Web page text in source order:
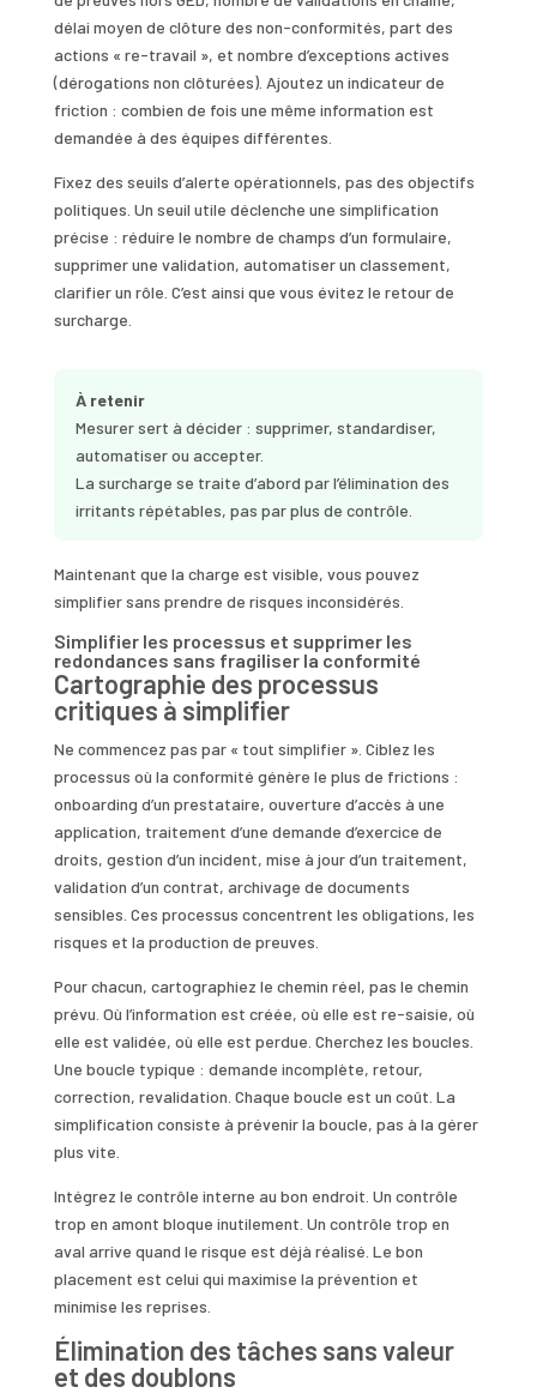
délai moyen de clôture des non-conformités, part des
actions « re-travail », et nombre d’exceptions actives
(dérogations non clôturées). Ajoutez un indicateur de
friction : combien de fois une même information est
demandée à des équipes différentes.
Fixez des seuils d’alerte opérationnels, pas des objectifs
politiques. Un seuil utile déclenche une simplification
précise : réduire le nombre de champs d’un formulaire,
supprimer une validation, automatiser un classement,
clarifier un rôle. C’est ainsi que vous évitez le retour de
surcharge.
À retenir
Mesurer sert à décider : supprimer, standardiser,
automatiser ou accepter.
La surcharge se traite d’abord par l’élimination des
irritants répétables, pas par plus de contrôle.
Maintenant que la charge est visible, vous pouvez
simplifier sans prendre de risques inconsidérés.
Simplifier les processus et supprimer les
redondances sans fragiliser la conformité
Cartographie des processus
critiques à simplifier
Ne commencez pas par « tout simplifier ». Ciblez les
processus où la conformité génère le plus de frictions :
onboarding d’un prestataire, ouverture d’accès à une
application, traitement d’une demande d’exercice de
droits, gestion d’un incident, mise à jour d’un traitement,
validation d’un contrat, archivage de documents
sensibles. Ces processus concentrent les obligations, les
risques et la production de preuves.
Pour chacun, cartographiez le chemin réel, pas le chemin
prévu. Où l’information est créée, où elle est re-saisie, où
elle est validée, où elle est perdue. Cherchez les boucles.
Une boucle typique : demande incomplète, retour,
correction, revalidation. Chaque boucle est un coût. La
simplification consiste à prévenir la boucle, pas à la gérer
plus vite.
Intégrez le contrôle interne au bon endroit. Un contrôle
trop en amont bloque inutilement. Un contrôle trop en
aval arrive quand le risque est déjà réalisé. Le bon
placement est celui qui maximise la prévention et
minimise les reprises.
Élimination des tâches sans valeur
et des doublons